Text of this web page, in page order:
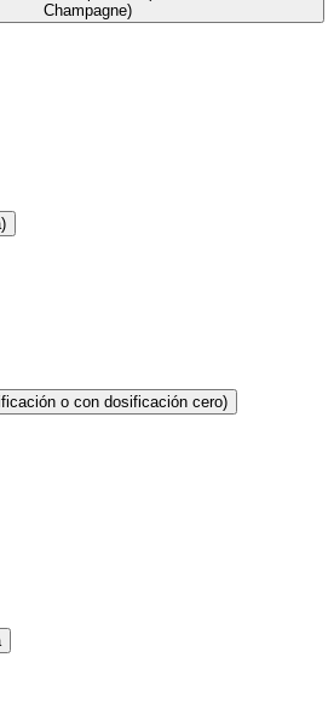
Champagne)
o con dosificación cero)